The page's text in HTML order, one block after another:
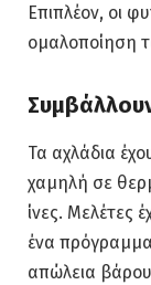
Επιπλέον, οι
ομαλοποίηση
Τα αχλάδια
χαμηλή σε
ίνες. Μελέτες
ένα
απώλεια